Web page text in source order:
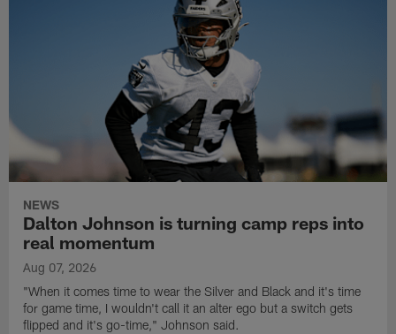
NEWS
Dalton Johnson is turning camp reps into
real momentum
Aug 07, 2026
"When it comes time to wear the Silver and Black and it's time
for game time, I wouldn't call it an alter ego but a switch gets
flipped and it's go-time," Johnson said.